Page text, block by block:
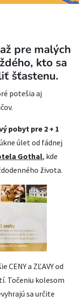
pre malých
kto sa
šťastenu.
potešia aj
pobyt pre 2 + 1
úlet od fádnej
Gothal, kde
života.
CENY a ZĽAVY od
Točeniu kolesom
sa určite